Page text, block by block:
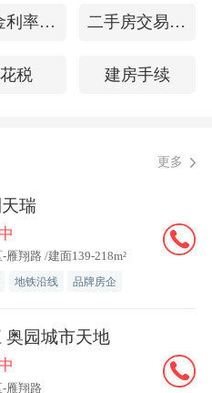
金额2.2亿元。
中心，前来看房的
超千组，成交近百
俗。位于西安市未
·未央和鸣自2月首
旧热度不减，5天
热销榜首位。
公积金利率下调 二手房交易贷款流程
税 建房手续
更多
瑞
雁翔路 /建面139-218m²
地铁沿线 品牌房企
奥园城市天地
-雁翔路